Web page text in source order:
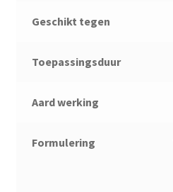
Geschikt tegen
Toepassingsduur
Aard werking
Formulering